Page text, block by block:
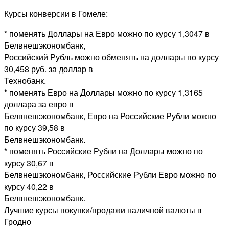
Курсы конверсии в Гомеле:
* поменять Доллары на Евро можно по курсу 1,3047 в
Белвнешэкономбанк,
Российский Рубль можно обменять на доллары по курсу
30,458 руб. за доллар в
Технобанк.
* поменять Евро на Доллары можно по курсу 1,3165
доллара за евро в
Белвнешэкономбанк, Евро на Российские Рубли можно
по курсу 39,58 в
Белвнешэкономбанк.
* поменять Российские Рубли на Доллары можно по
курсу 30,67 в
Белвнешэкономбанк, Российские Рубли Евро можно по
курсу 40,22 в
Белвнешэкономбанк.
Лучшие курсы покупки/продажи наличной валюты в
Гродно